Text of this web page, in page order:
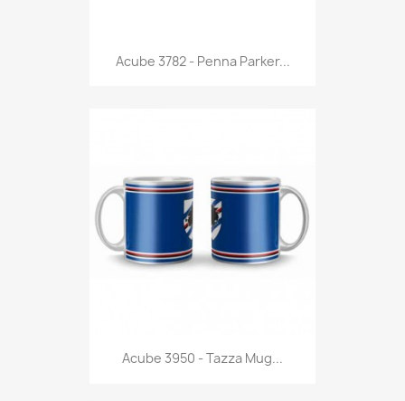
Anteprima
Acube 3782 - Penna Parker...
Anteprima
Acube 3950 - Tazza Mug...